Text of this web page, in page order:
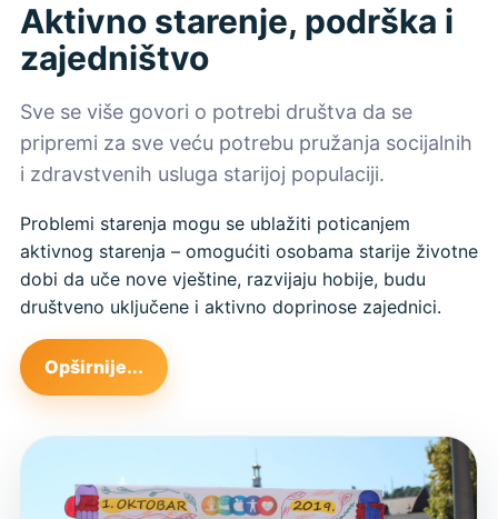
Aktivno starenje, podrška i
zajedništvo
Sve se više govori o potrebi društva da se
pripremi za sve veću potrebu pružanja socijalnih
i zdravstvenih usluga starijoj populaciji.
Problemi starenja mogu se ublažiti poticanjem
aktivnog starenja – omogućiti osobama starije životne
dobi da uče nove vještine, razvijaju hobije, budu
društveno uključene i aktivno doprinose zajednici.
Opširnije...